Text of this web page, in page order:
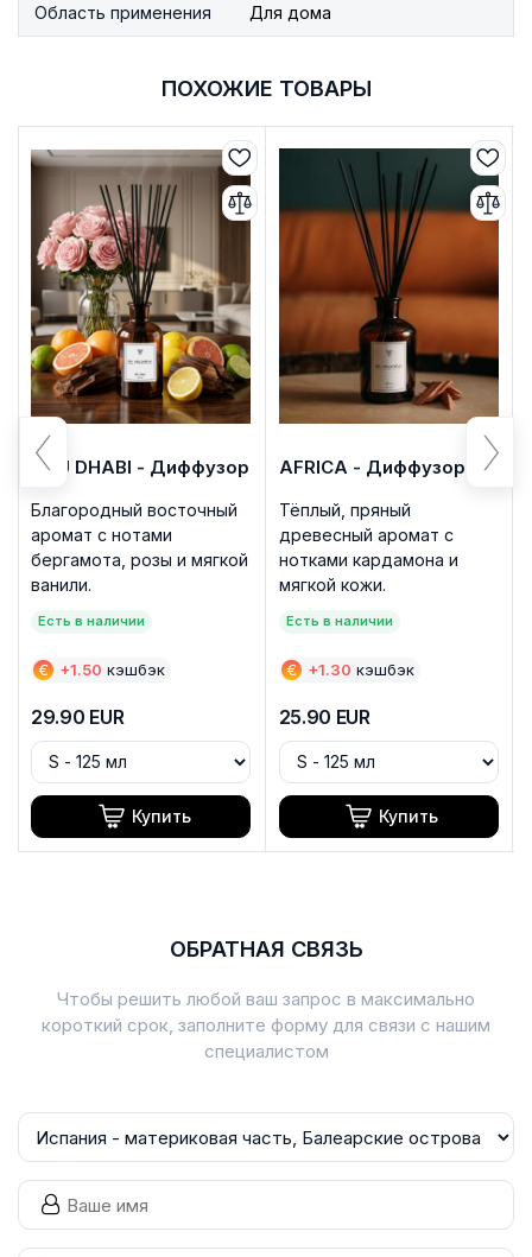
Область применения Для дома
ПОХОЖИЕ ТОВАРЫ
ABU DHABI - Диффузор
Благородный восточный
аромат с нотами
бергамота, розы и мягкой
ванили.
Есть в наличии
€ +1.50 кэшбэк
29.90 EUR
Купить
AFRICA - Диффузор
Тёплый, пряный
древесный аромат с
нотками кардамона и
мягкой кожи.
Есть в наличии
€ +1.30 кэшбэк
25.90 EUR
Купить
ОБРАТНАЯ СВЯЗЬ
Чтобы решить любой ваш запрос в максимально
короткий срок, заполните форму для связи с нашим
специалистом